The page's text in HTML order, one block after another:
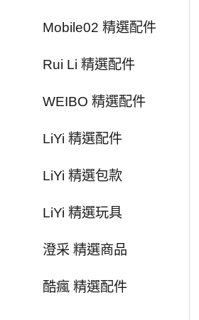
Mobile02 精選配件
Rui Li 精選配件
WEIBO 精選配件
LiYi 精選配件
LiYi 精選包款
LiYi 精選玩具
澄采 精選商品
酷瘋 精選配件